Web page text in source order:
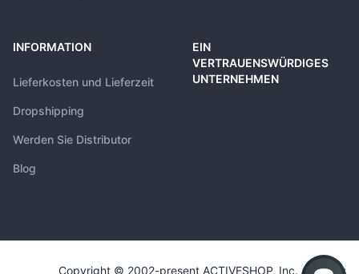
INFORMATION
Lieferkosten und Lieferzeit
Dropshipping
Werden Sie Distributor
Blog
EIN
VERTRAUENSWÜRDIGES
UNTERNEHMEN
Copyright © 2002-present ACTIVESHOP, Inc. All rights